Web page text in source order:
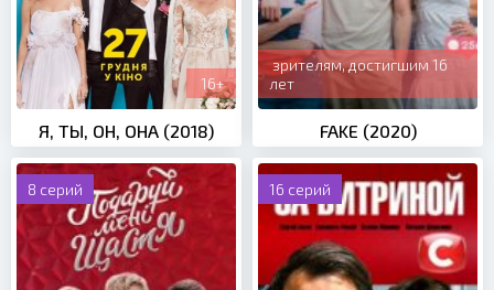
16+
Я, ТЫ, ОН, ОНА (2018)
зрителям, достигшим 16
лет
FAKE (2020)
8 серий 16 серий